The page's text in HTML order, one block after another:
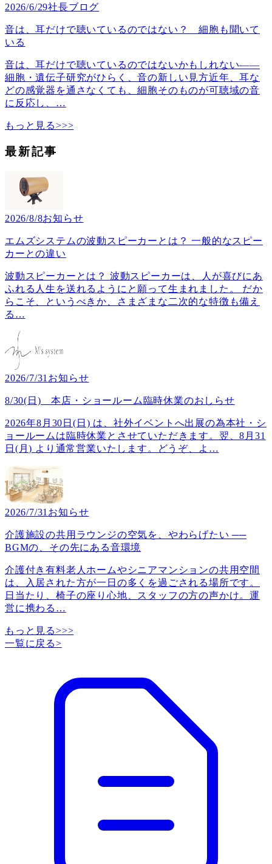
2026/6/29社長ブログ
音は、耳だけで聴いているのではない？ 細胞も聞いて
いる
音は、耳だけで聴いているのではないかもしれない――
細胞・遺伝子研究がひらく、音の新しい見方近年、耳な
どの感覚器を通さなくても、細胞そのものが可聴域の音
に反応し、 …
もっと見る>>>
最新記事
2026/8/8お知らせ
エムズシステムの波動スピーカーとは？ 一般的なスピー
カーとの違い
波動スピーカーとは？ 波動スピーカーは、人が喜びにあ
ふれる人生を送れるようにと願って生まれました。 だか
らこそ、というべきか、さまざまな二次的な特徴も備え
る …
2026/7/31 お知らせ
8/30(日) 本店・ショールーム臨時休業のおしらせ
2026年8月30日(日) は、社外イベントへ出展の為本社・シ
ョールームは臨時休業とさせていただきます。翌、8月31
日(月) より通常営業いたします。どうぞ、よ …
2026/7/31 お知らせ
介護施設の共用ラウンジの空気を、やわらげたい ──
BGMの、その先にある音環境
介護付き有料老人ホームやシニアマンションの共用空間
は、入居された方が一日の多くを過ごされる場所です。
日当たり、椅子の座り心地、スタッフの方の声かけ。運
営に携わる …
もっと見る>>>
一覧に戻る>